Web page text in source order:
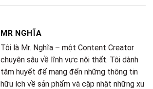
MR NGHĨA
Tôi là Mr. Nghĩa – một Content Creator
chuyên sâu về lĩnh vực nội thất. Tôi dành
tâm huyết để mang đến những thông tin
hữu ích về sản phẩm và cập nhật những xu